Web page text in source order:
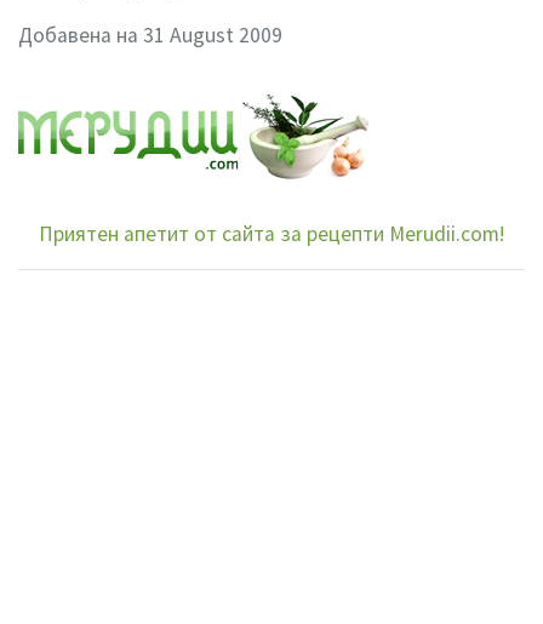
Добавена на 31 August 2009
Приятен апетит от сайта за рецепти Merudii.com!